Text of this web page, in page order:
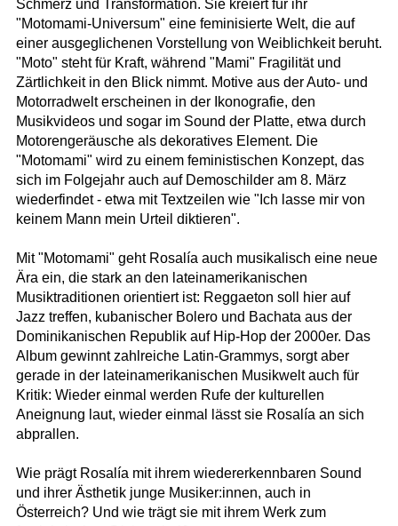
Schmerz und Transformation. Sie kreiert für ihr
"Motomami-Universum" eine feminisierte Welt, die auf
einer ausgeglichenen Vorstellung von Weiblichkeit beruht.
"Moto" steht für Kraft, während "Mami" Fragilität und
Zärtlichkeit in den Blick nimmt. Motive aus der Auto- und
Motorradwelt erscheinen in der Ikonografie, den
Musikvideos und sogar im Sound der Platte, etwa durch
Motorengeräusche als dekoratives Element. Die
"Motomami" wird zu einem feministischen Konzept, das
sich im Folgejahr auch auf Demoschilder am 8. März
wiederfindet - etwa mit Textzeilen wie "Ich lasse mir von
keinem Mann mein Urteil diktieren".
Mit "Motomami" geht Rosalía auch musikalisch eine neue
Ära ein, die stark an den lateinamerikanischen
Musiktraditionen orientiert ist: Reggaeton soll hier auf
Jazz treffen, kubanischer Bolero und Bachata aus der
Dominikanischen Republik auf Hip-Hop der 2000er. Das
Album gewinnt zahlreiche Latin-Grammys, sorgt aber
gerade in der lateinamerikanischen Musikwelt auch für
Kritik: Wieder einmal werden Rufe der kulturellen
Aneignung laut, wieder einmal lässt sie Rosalía an sich
abprallen.
Wie prägt Rosalía mit ihrem wiedererkennbaren Sound
und ihrer Ästhetik junge Musiker:innen, auch in
Österreich? Und wie trägt sie mit ihrem Werk zum